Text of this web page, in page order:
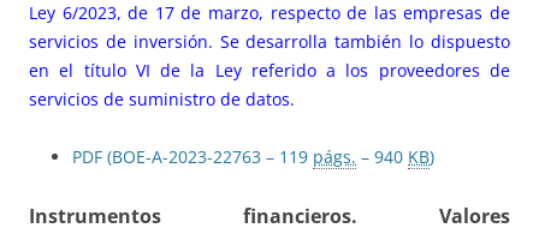
Ley 6/2023, de 17 de marzo, respecto de las empresas de
servicios de inversión. Se desarrolla también lo dispuesto
en el título VI de la Ley referido a los proveedores de
servicios de suministro de datos.
PDF (BOE-A-2023-22763 – 119 págs. – 940 KB)
Instrumentos financieros. Valores